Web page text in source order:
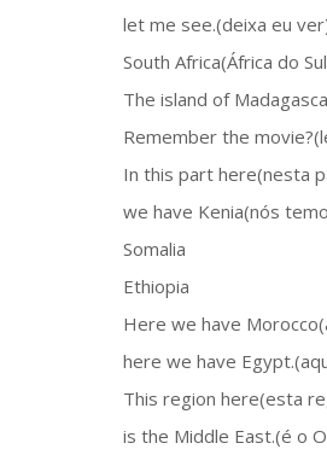
let me see.(deixa eu
South Africa(África do
The island of
Remember the
In this part here(nesta
we have Kenia(nós
Somalia
Ethiopia
Here we have
here we have
This region here(esta
is the Middle East.(é o